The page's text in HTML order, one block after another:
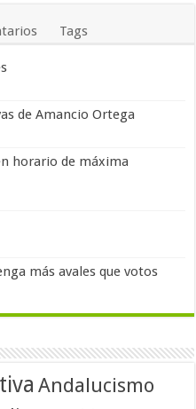
Tags
de Amancio Ortega
horario de máxima
más avales que votos
Andalucismo